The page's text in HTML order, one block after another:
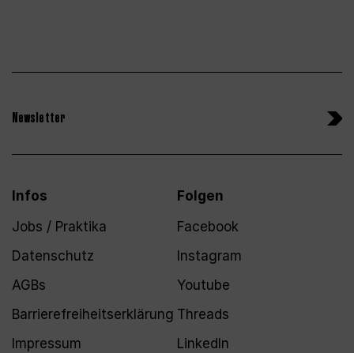
Newsletter
Infos
Jobs / Praktika
Datenschutz
AGBs
Barrierefreiheitserklärung
Impressum
Folgen
Facebook
Instagram
Youtube
Threads
LinkedIn